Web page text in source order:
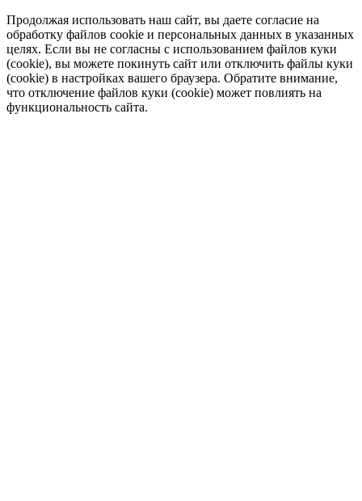
Продолжая использовать наш сайт, вы даете согласие на
обработку файлов cookie и персональных данных в указанных
целях. Если вы не согласны с использованием файлов куки
(cookie), вы можете покинуть сайт или отключить файлы куки
(cookie) в настройках вашего браузера. Обратите внимание,
что отключение файлов куки (cookie) может повлиять на
функциональность сайта.